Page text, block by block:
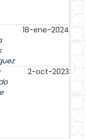
18-ene-2024
2-oct-2023